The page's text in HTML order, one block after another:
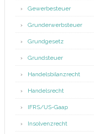
Gewerbesteuer
Grunderwerbsteuer
Grundgesetz
Grundsteuer
Handelsbilanzrecht
Handelsrecht
IFRS/US-Gaap
Insolvenzrecht